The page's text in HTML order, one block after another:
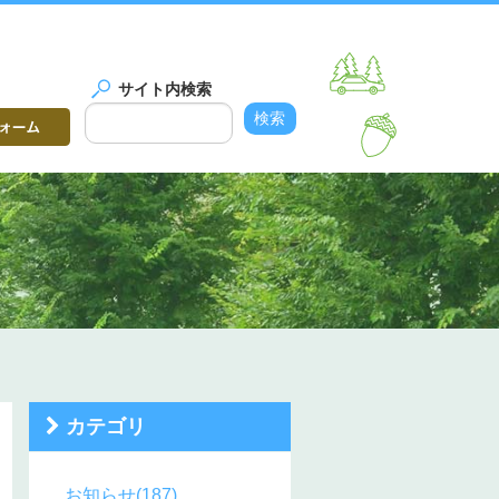
サイト内検索
カテゴリ
お知らせ(187)